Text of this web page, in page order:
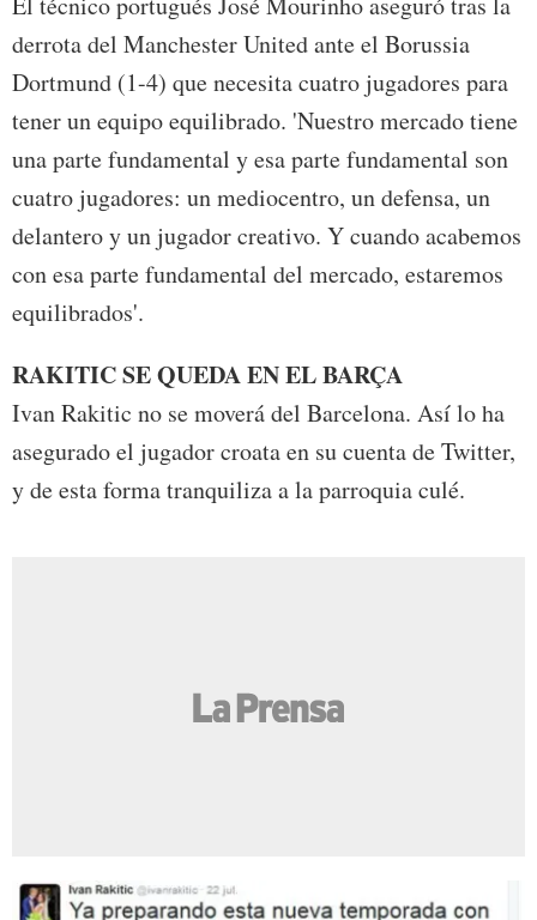
derrota del Manchester United ante el Borussia
Dortmund (1-4) que necesita cuatro jugadores para
tener un equipo equilibrado. 'Nuestro mercado tiene
una parte fundamental y esa parte fundamental son
cuatro jugadores: un mediocentro, un defensa, un
delantero y un jugador creativo. Y cuando acabemos
con esa parte fundamental del mercado, estaremos
equilibrados'.
RAKITIC SE QUEDA EN EL BARÇA
Ivan Rakitic no se moverá del Barcelona. Así lo ha
asegurado el jugador croata en su cuenta de Twitter,
y de esta forma tranquiliza a la parroquia culé.